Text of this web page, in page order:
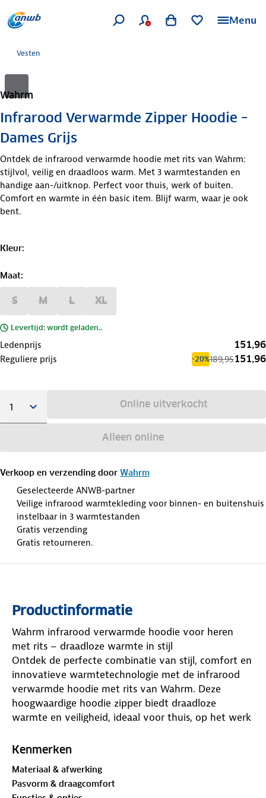
Menu
Vesten
Wahrm
Infrarood Verwarmde Zipper Hoodie –
Dames Grijs
Ontdek de infrarood verwarmde hoodie met rits van Wahrm:
stijlvol, veilig en draadloos warm. Met 3 warmtestanden en
handige aan-/uitknop. Perfect voor thuis, werk of buiten.
Comfort en warmte in één basic item. Blijf warm, waar je ook
bent.
Kleur:
Maat:
S M L XL
Levertijd: wordt geladen..
Ledenprijs 151,96
Reguliere prijs -20%189,95151,96
Online uitverkocht
Alleen online
Verkoop en verzending door Wahrm
Geselecteerde ANWB-partner
Veilige infrarood warmtekleding voor binnen- en buitenshuis
instelbaar in 3 warmtestanden
Gratis verzending
Gratis retourneren.
Productinformatie
Wahrm infrarood verwarmde hoodie voor heren
met rits – draadloze warmte in stijl
Ontdek de perfecte combinatie van stijl, comfort en
innovatieve warmtetechnologie met de infrarood
verwarmde hoodie met rits van Wahrm. Deze
hoogwaardige hoodie zipper biedt draadloze
warmte en veiligheid, ideaal voor thuis, op het werk
instelbare warmtestanden kun je de temperatuur
warmte bedien je moeiteloos met een handige
aan-/uitknop, subtiel verwerkt in het ontwerp voor
Kenmerken
Materiaal & afwerking
Pasvorm & draagcomfort